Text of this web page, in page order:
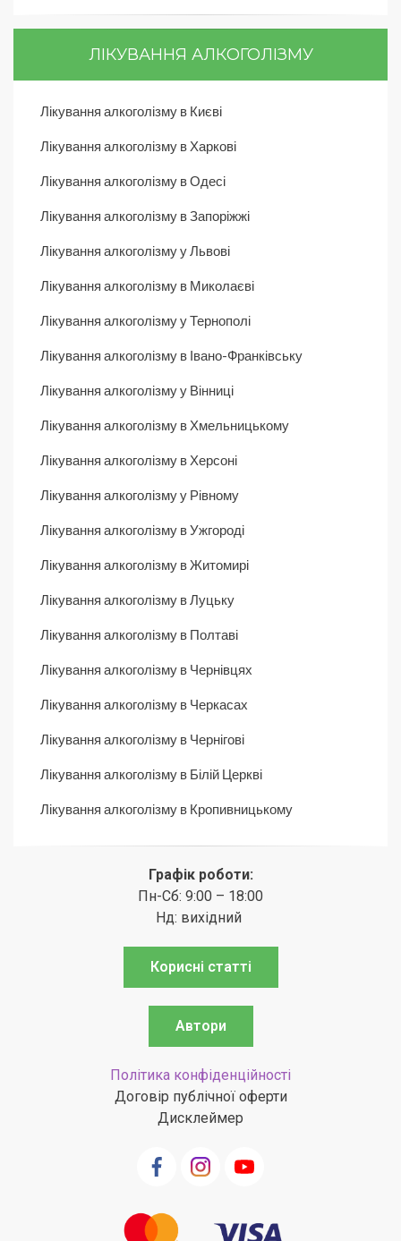
ЛІКУВАННЯ АЛКОГОЛІЗМУ
Лікування алкоголізму в Києві
Лікування алкоголізму в Харкові
Лікування алкоголізму в Одесі
Лікування алкоголізму в Запоріжжі
Лікування алкоголізму у Львові
Лікування алкоголізму в Миколаєві
Лікування алкоголізму у Тернополі
Лікування алкоголізму в Івано-Франківську
Лікування алкоголізму у Вінниці
Лікування алкоголізму в Хмельницькому
Лікування алкоголізму в Херсоні
Лікування алкоголізму у Рівному
Лікування алкоголізму в Ужгороді
Лікування алкоголізму в Житомирі
Лікування алкоголізму в Луцьку
Лікування алкоголізму в Полтаві
Лікування алкоголізму в Чернівцях
Лікування алкоголізму в Черкасах
Лікування алкоголізму в Чернігові
Лікування алкоголізму в Білій Церкві
Лікування алкоголізму в Кропивницькому
Графік роботи:
Пн-Сб: 9:00 – 18:00
Нд: вихідний
Корисні статті
Автори
Політика конфіденційності
Договір публічної оферти
Дисклеймер